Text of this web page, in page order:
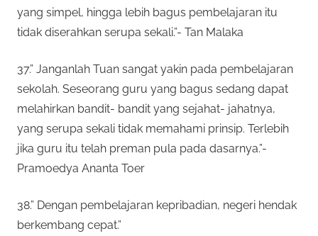
yang simpel, hingga lebih bagus pembelajaran itu
tidak diserahkan serupa sekali.”- Tan Malaka
37.” Janganlah Tuan sangat yakin pada pembelajaran
sekolah. Seseorang guru yang bagus sedang dapat
melahirkan bandit- bandit yang sejahat- jahatnya,
yang serupa sekali tidak memahami prinsip. Terlebih
jika guru itu telah preman pula pada dasarnya.”-
Pramoedya Ananta Toer
38.” Dengan pembelajaran kepribadian, negeri hendak
berkembang cepat.”